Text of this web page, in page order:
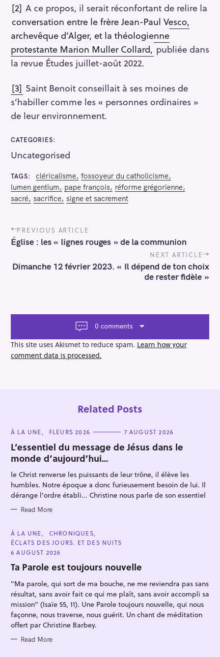
[2] A ce propos, il serait réconfortant de relire la
conversation entre le frère Jean-Paul Vesco,
archevêque d’Alger, et la théologienne
protestante Marion Muller Collard, publiée dans
la revue Études juillet-août 2022.
[3] Saint Benoit conseillait à ses moines de
s’habiller comme les « personnes ordinaires »
de leur environnement.
CATEGORIES
Uncategorised
TAGS cléricalisme fossoyeur du catholicisme
lumen gentium
pape françois réforme grégorienne
sacré sacrifice signe et sacrement
P
o
s
n
a
o
n
PREVIOUS ARTICLE
Église : les « lignes rouges » de la communion
NEXT ARTICLE
Dimanche 12 février 2023. « Il dépend de ton choix
de rester fidèle »
0 comments
This site uses Akismet to reduce spam. Learn how your
comment data is processed.
Related Posts
C
T
E
G
O
R
I
E
S
À LA UNE FLEURS 2026 7 AUGUST 2026
L’essentiel du message de Jésus dans le
monde d’aujourd’hui…
le Christ renverse les puissants de leur trône, il élève les
humbles. Notre époque a donc furieusement besoin de lui. Il
dérange l'ordre établi... Christine nous parle de son essentiel
Read More
C
A
T
E
O
R
E
À LA UNE
CHRONIQUES
ÉCLATS DES JOURS. ET DES NUITS
6 AUGUST 2026
Ta Parole est toujours nouvelle
"Ma parole, qui sort de ma bouche, ne me reviendra pas sans
résultat, sans avoir fait ce qui me plaît, sans avoir accompli sa
mission" (Isaïe 55, 11). Une Parole toujours nouvelle, qui nous
façonne, nous traverse, nous guérit. Un chant de méditation
offert par Christine Barbey.
Read More